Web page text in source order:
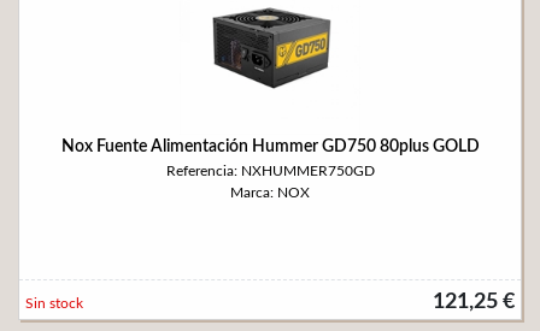
Nox Fuente Alimentación Hummer GD750 80plus GOLD
Referencia: NXHUMMER750GD
Marca: NOX
121,25 €
Sin stock